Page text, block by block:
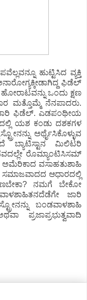
ಹುಟ್ಟಿಸಿದ ವ್ಯಕ್ತಿ
ಫಿಡೆಲ್
ಹೋರಾಟವನ್ನು ಒಂದು ಕ್ಷಣ
ಮತ್ತೊಮ್ಮೆ ನೆನಪಾದರು.
ಫಿಡೆಲ್. ಎಡಪಂಥೀಯ
ಯಶ ಕಂಡು ದಶಕಗಳ
ಅರ್ಥೈಸಿಕೊಳ್ಳುವ
ಬ್ಯಾಟಿಸ್ಟಾನ ಮಿಲಿಟರಿ
ರೊಮ್ಯಾಂಟಿಸಿಸಮ್
ಅಮೆರಿಕಾದ ವಸಾಹತುಶಾಹಿ
ಆಧಾರದಲ್ಲಿ
ನಮಗೆ ಬೇಕೋ
ಜಾರಿ
ಬಂಡವಾಳಶಾಹಿ
ಪ್ರಜಾಪ್ರಭುತ್ವವಾದಿ